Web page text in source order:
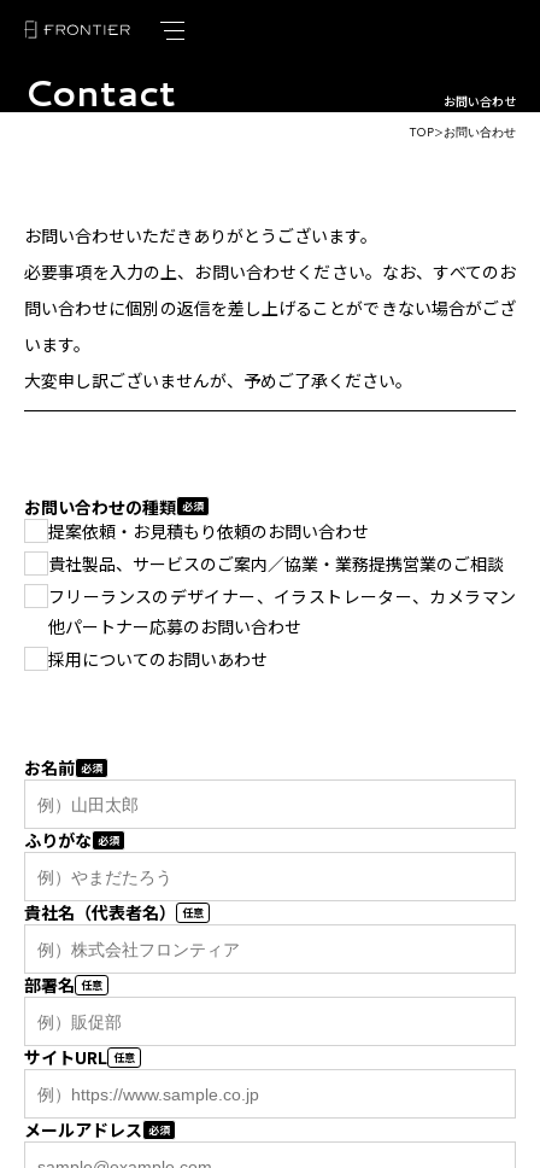
トップページ
お客様の声
採用情報
パートナー募集
プライバシーポリシー
資料請求
Contact お問い合わせ
TOP＞お問い合わせ
お問い合わせいただきありがとうございます。
必要事項を入力の上、お問い合わせください。なお、すべてのお
問い合わせに個別の返信を差し上げることができない場合がござ
います。
大変申し訳ございませんが、予めご了承ください。
お問い合わせの種類
提案依頼・お見積もり依頼のお問い合わせ
貴社製品、サービスのご案内／協業・業務提携営業のご相談
フリーランスのデザイナー、イラストレーター、カメラマン
他パートナー応募のお問い合わせ
採用についてのお問いあわせ
お名前
ふりがな
貴社名（代表者名）
部署名
サイトURL
メールアドレス